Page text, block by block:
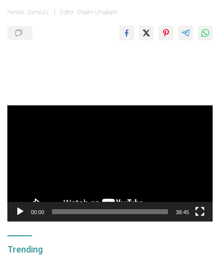
Penulis: Samsul L Editor: Ghalim Umabaihi
00:00 38:45
Trending